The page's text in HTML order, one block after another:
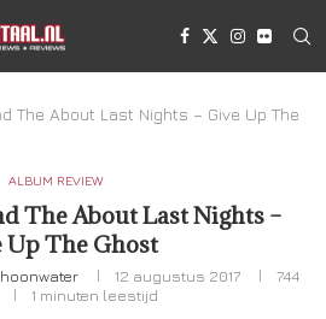
The About Last Nights – Give Up The
ALBUM REVIEW
The About Last Nights –
Up The Ghost
12 augustus 2017
744
1 minuten leestijd